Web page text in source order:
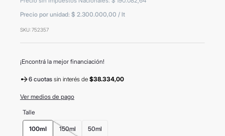
Precio por unidad: $ 2.300.000,00 / lt
SKU:752357
¡Encontrá la mejor financiación!
6 cuotas sin interésde $38.334,00
Ver medios de pago
Talle
100ml 150ml 50ml
mochila
10. termo